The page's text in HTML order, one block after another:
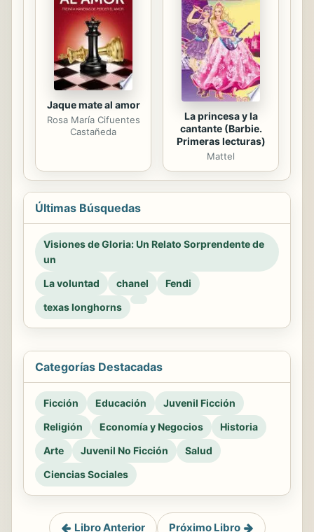
Jaque mate al amor
Rosa María Cifuentes
Castañeda
La princesa y la
cantante (Barbie.
Primeras lecturas)
Mattel
Últimas Búsquedas
Visiones de Gloria: Un Relato Sorprendente de
un
La voluntad
chanel
Fendi
texas longhorns
Categorías Destacadas
Ficción Educación
Juvenil Ficción
Religión
Economía y Negocios
Historia
Arte
Juvenil No Ficción
Salud
Ciencias Sociales
Libro Anterior Próximo Libro